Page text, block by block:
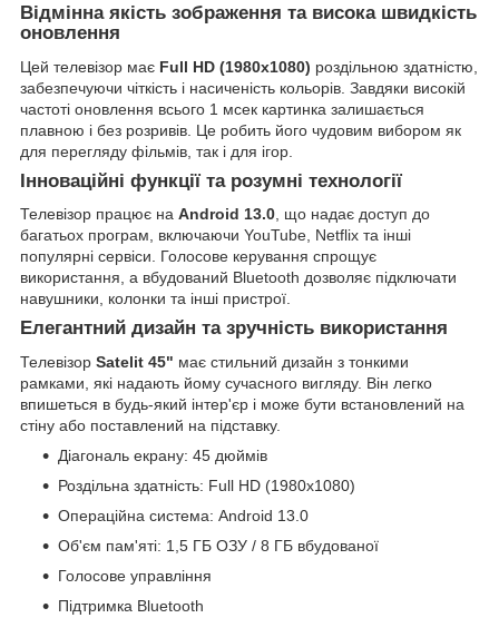
Відмінна якість зображення та висока швидкість
оновлення
Цей телевізор має Full HD (1980x1080) роздільною здатністю,
забезпечуючи чіткість і насиченість кольорів. Завдяки високій
частоті оновлення всього 1 мсек картинка залишається
плавною і без розривів. Це робить його чудовим вибором як
для перегляду фільмів, так і для ігор.
Інноваційні функції та розумні технології
Телевізор працює на Android 13.0, що надає доступ до
багатьох програм, включаючи YouTube, Netflix та інші
популярні сервіси. Голосове керування спрощує
використання, а вбудований Bluetooth дозволяє підключати
навушники, колонки та інші пристрої.
Елегантний дизайн та зручність використання
Телевізор Satelit 45" має стильний дизайн з тонкими
рамками, які надають йому сучасного вигляду. Він легко
впишеться в будь-який інтер'єр і може бути встановлений на
стіну або поставлений на підставку.
Діагональ екрану: 45 дюймів
Роздільна здатність: Full HD (1980x1080)
Операційна система: Android 13.0
Об'єм пам'яті: 1,5 ГБ ОЗУ / 8 ГБ вбудованої
Голосове управління
Підтримка Bluetooth